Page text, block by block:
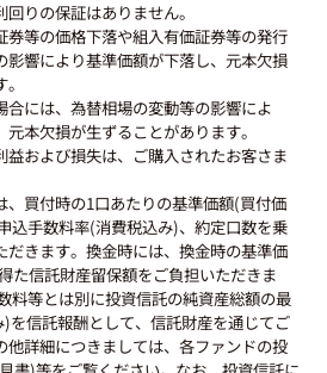
りの保証はありません。
等の価格下落や組入有価証券等の発行
影響により基準価額が下落し、元本欠損
には、為替相場の変動等の影響によ
本欠損が生ずることがあります。
および損失は、ご購入されたお客さま
買付時の1口あたりの基準価額(買付価
込手数料率(消費税込み)、約定口数を乗
だきます。換金時には、換金時の基準価
た信託財産留保額をご負担いただきま
料等とは別に投資信託の純資産総額の最
を信託報酬として、信託財産を通じてご
他詳細につきましては、各ファンドの投